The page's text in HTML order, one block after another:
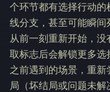
个环节都有选择行动
线分支，甚至可能瞬
从前一刻重新开始，
取标志后会解锁更多
之前遇到的场景，重
局（坏结局或问题未